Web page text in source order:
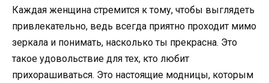
Каждая женщина стремится к тому, чтобы выглядеть
привлекательно, ведь всегда приятно проходит мимо
зеркала и понимать, насколько ты прекрасна. Это
такое удовольствие для тех, кто любит
прихорашиваться. Это настоящие модницы, которым